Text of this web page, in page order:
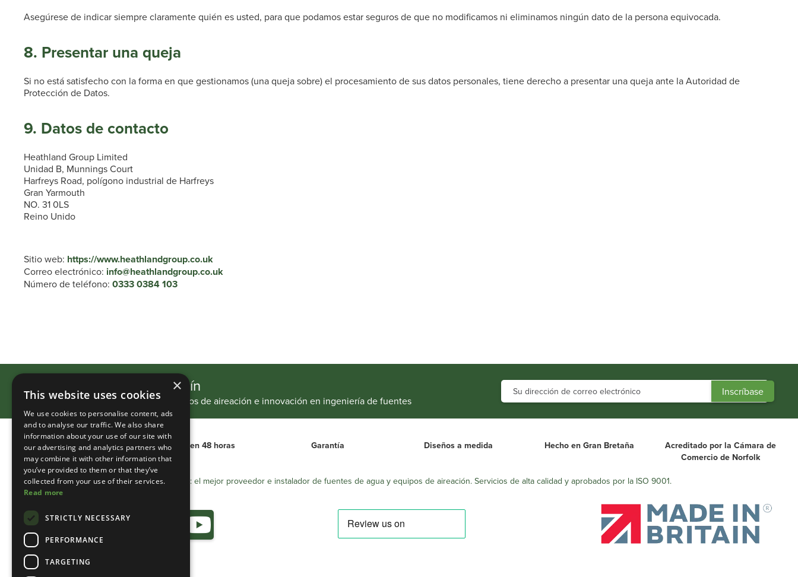
Asegúrese de indicar siempre claramente quién es usted, para que podamos estar seguros de que no modificamos ni eliminamos ningún dato de la persona equivocada.
8. Presentar una queja
Si no está satisfecho con la forma en que gestionamos (una queja sobre) el procesamiento de sus datos personales, tiene derecho a presentar una queja ante la Autoridad de
Protección de Datos.
9. Datos de contacto
Heathland Group Limited
Unidad B, Munnings Court
Harfreys Road, polígono industrial de Harfreys
Gran Yarmouth
NO. 31 0LS
Reino Unido
Sitio web: https://www.heathlandgroup.co.uk
Correo electrónico: info@heathlandgroup.co.uk
Número de teléfono: 0333 0384 103
Suscríbase a nuestro boletín
Manténgase al día con nuestros proyectos de aireación e innovación en ingeniería de fuentes
Entrega internacional Entrega en 48 horas Garantía Diseños a medida Hecho en Gran Bretaña
Acreditado por la Cámara de
Comercio de Norfolk
Heathland Group: el mejor proveedor e instalador de fuentes de agua y equipos de aireación. Servicios de alta calidad y aprobados por la ISO 9001.
×
This website uses cookies
We use cookies to personalise content, ads
and to analyse our traffic. We also share
information about your use of our site with
our advertising and analytics partners who
may combine it with other information that
you’ve provided to them or that they’ve
collected from your use of their services.
Read more
STRICTLY NECESSARY
PERFORMANCE
TARGETING